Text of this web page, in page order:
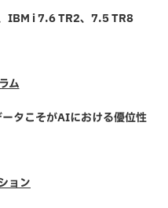
IBM i 7.6 TR2、7.5 TR8
ム
タこそがAIにおける優位性
ョン